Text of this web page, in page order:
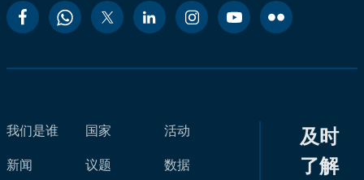
我们是谁
新闻
国家
议题
活动
数据
及时
了解